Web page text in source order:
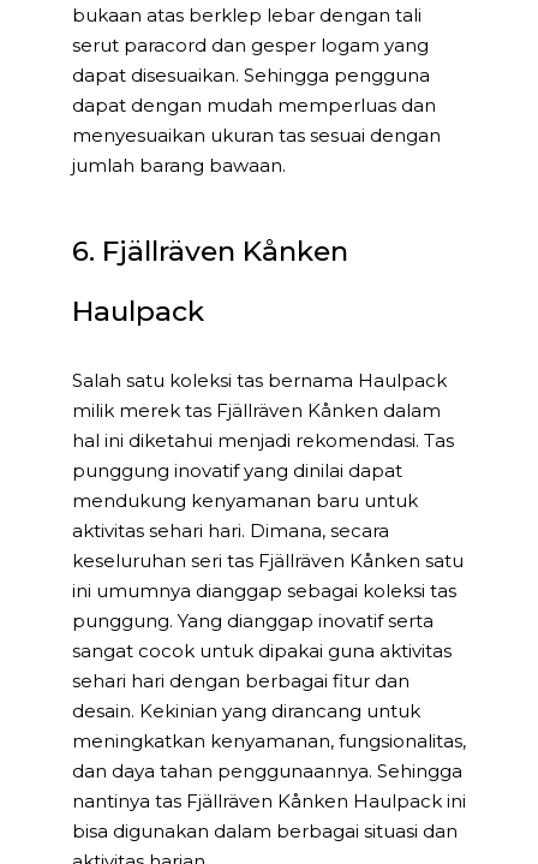
bukaan atas berklep lebar dengan tali
serut paracord dan gesper logam yang
dapat disesuaikan. Sehingga pengguna
dapat dengan mudah memperluas dan
menyesuaikan ukuran tas sesuai dengan
jumlah barang bawaan.
6. Fjällräven Kånken
Haulpack
Salah satu koleksi tas bernama Haulpack
milik merek tas Fjällräven Kånken dalam
hal ini diketahui menjadi rekomendasi. Tas
punggung inovatif yang dinilai dapat
mendukung kenyamanan baru untuk
aktivitas sehari hari. Dimana, secara
keseluruhan seri tas Fjällräven Kånken satu
ini umumnya dianggap sebagai koleksi tas
punggung. Yang dianggap inovatif serta
sangat cocok untuk dipakai guna aktivitas
sehari hari dengan berbagai fitur dan
desain. Kekinian yang dirancang untuk
meningkatkan kenyamanan, fungsionalitas,
dan daya tahan penggunaannya. Sehingga
nantinya tas Fjällräven Kånken Haulpack ini
bisa digunakan dalam berbagai situasi dan